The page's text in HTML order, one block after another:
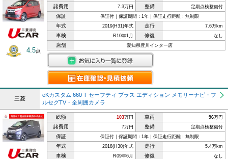
4.5点
諸費用 7.3万円 整備 定期点検整備付
保証 保証付｜保証期間：1年｜保証走行距離：無制限
年式 2019(H31)年式 走行 7.6万km
車検 R10年1月 修復 なし
店舗 愛知県豊川インター店
三菱
eKカスタム 660 T セーフティ プラス エディション メモリーナビ・フ
ルセグTV・全周囲カメラ
総額 103万円 車両 96万円
諸費用 7万円 整備 定期点検整備付
保証 保証付｜保証期間：1年｜保証走行距離：無制限
年式 2018(H30)年式 走行 5.4万km
車検 R09年6月 修復 なし